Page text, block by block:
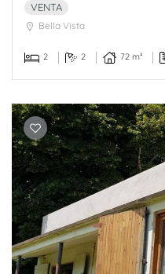
VENTA
Bella Vista
2 2 72 m²